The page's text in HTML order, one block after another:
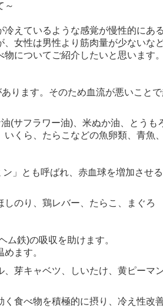
～
えているような感覚が慢性的にあ
女性は男性より筋肉量が少ないな
についてご紹介したいと思います。
ります。そのため血流が悪いこと
(サフラワー油)、米ぬか油、とうも
くら、たらこなどの魚卵類、青魚
」とも呼ばれ、赤血球を増加させ
のり、鶏レバー、たらこ、まぐろ
ム鉄)の吸収を助けます。
ます。
芽キャベツ、しいたけ、黄ピーマ
食べ物を積極的に摂り、冷え性改